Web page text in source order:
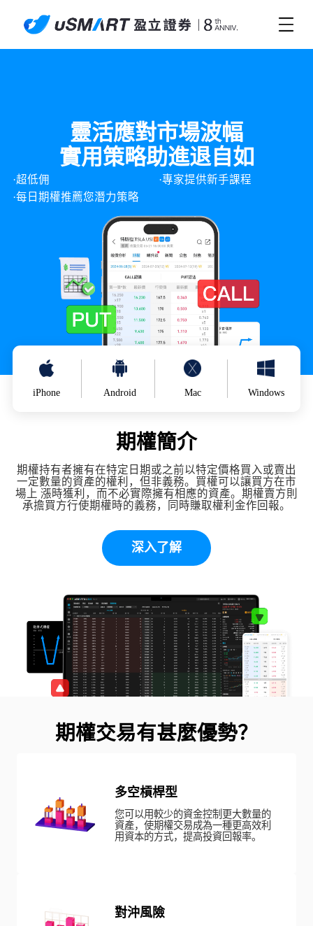
靈活應對市場波幅
實用策略助進退自如
·超低佣
·專家提供新手課程
·每日期權推薦您潛力策略
iPhone Android Mac Windows
期權簡介
期權持有者擁有在特定日期或之前以特定價格買入或賣出
一定數量的資產的權利，但非義務。買權可以讓買方在市
場上 漲時獲利，而不必實際擁有相應的資產。期權賣方則
承擔買方行使期權時的義務，同時賺取權利金作回報。
深入了解
期權交易有甚麼優勢？
多空槓桿型
您可以用較少的資金控制更大數量的
資產，使期權交易成為一種更高效利
用資本的方式，提高投資回報率。
對沖風險